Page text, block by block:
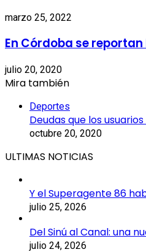
marzo 25, 2022
En Córdoba se
julio 20, 2020
Mira también
Deportes
Deudas que los
octubre 20, 2020
ULTIMAS NOTICIAS
Y el Superagente 86
julio 25, 2026
Del Sinú al Canal: una
julio 24, 2026